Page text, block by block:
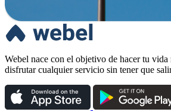
Webel nace con el objetivo de hacer tu
disfrutar cualquier servicio sin tener que